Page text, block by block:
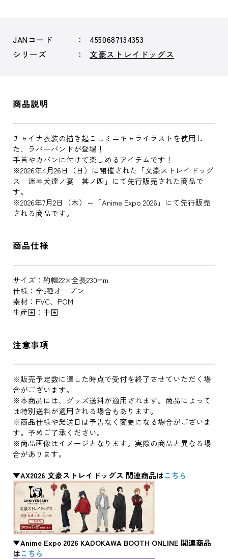
JANコード
4550687134353
シリーズ
文豪ストレイドッグス
商品説明
チャイナ衣装の描き起こしミニキャライラストを使用し
た、ラバーバンドが登場！
手首やカバンに付けて楽しめるアイテムです！
※2026年4月26日（日）に開催された「文豪ストレイドッグ
ス 迷ヰ犬達ノ宴 其ノ四」にて先行販売された商品で
す。
※2026年7月2日（木）～「Anime Expo 2026」にて先行販売
される商品です。
商品仕様
サイズ：約幅22×全長230mm
仕様：全5種オープン
素材：PVC、POM
生産国：中国
注意事項
※販売予定数に達した時点で受付を終了させていただく場
合がございます。
※本商品には、グッズ送料が適用されます。商品によって
は特別送料が適用される場合もあります。
※商品仕様や発送日は予告なく変更になる場合がございま
す。予めご了承ください。
※商品画像はイメージとなります。実際の商品と異なる場
合があります。
▼AX2026 文豪ストレイドッグス 関連商品はこちら
▼Anime Expo 2026 KADOKAWA BOOTH ONLINE 関連商品
はこちら